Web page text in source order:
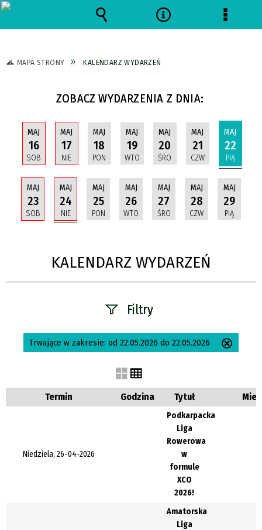
MAPA STRONY KALENDARZ WYDARZEŃ
ZOBACZ WYDARZENIA Z DNIA:
MAJ
16
SOB
MAJ
17
NIE
MAJ
18
PON
MAJ
19
WTO
MAJ
20
ŚRO
MAJ
21
CZW
MAJ
22
PIĄ
MAJ
23
SOB
MAJ
24
NIE
MAJ
25
PON
MAJ
26
WTO
MAJ
27
ŚRO
MAJ
28
CZW
MAJ
29
PIĄ
KALENDARZ WYDARZEŃ
Filtry
Szukana fraza
Kategoria
Trwające w zakresie: od 22.05.2026 do 22.05.2026
Termin Godzina Tytuł
Niedziela, 26-04-2026
Podkarpacka
Liga
Rowerowa
w
formule
XCO
2026!
Amatorska
Liga
WyszukiwarkaNarzędzia Menu